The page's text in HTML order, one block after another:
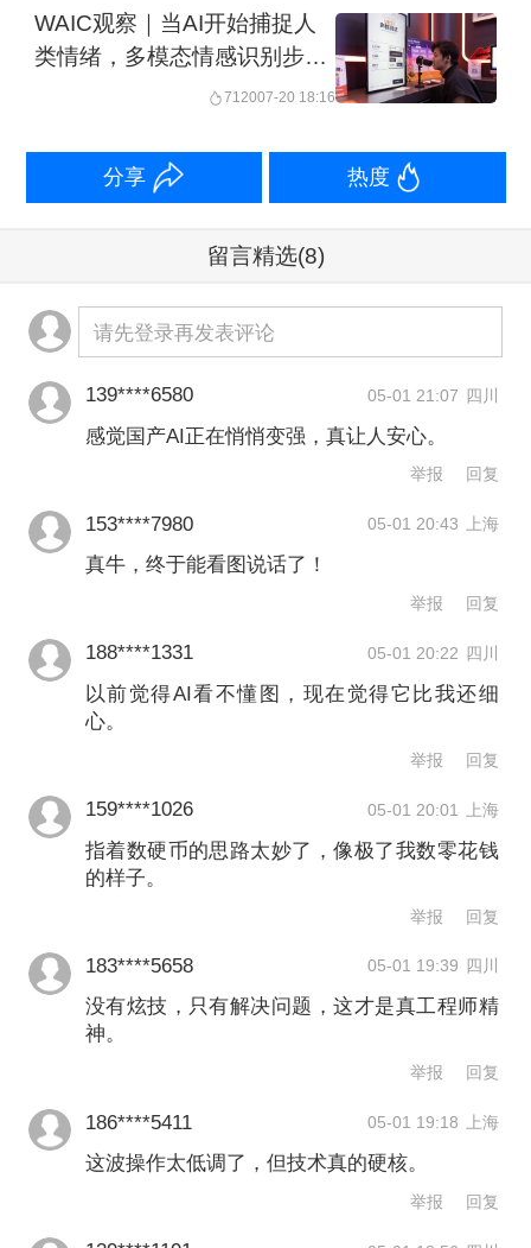
看，论文符合DeepSeek扎实且务实的风
格，同样在通过工程能力降低成本，采
用了新的范式，也意味着，DeepSeek开
始在视觉模型上发力了。
的多模态模型在复杂任务上崩溃，不是
因为看不见（感知鸿沟），而在于“指不
准”（引用鸿沟）。
自然语言天然具有模糊性。当用户要求
模型处理复杂的空间布局时，仅靠文字
描述很容易产生歧义。就像数一堆散落
的硬币，如果不用手指逐个按着确认，
DeepSeek的解法是给模型配上一只“手
指”。通过引入“视觉原语”（Visual
Primitives）框架，模型将点、边界框等
空间标记提升为最小思维单元。这意味
着模型在推理时，能够一边“想”一
边“指”，将抽象的语言逻辑指向到具体空
间坐标。
这一灵感借鉴了人类的认知。论文提
及，人类走迷宫或数密集物体时，会用
手指这类指示性指向来降低认知负荷、
维持逻辑一致性。通过将视觉原语嵌入
思考，模型可以模拟人类这种“指向-推
理”的协同。
WAIC观察｜当AI开始捕捉人
类情绪，多模态情感识别步入
712007-20 18:16
分享 热度
留言精选(8)
请先登录再发表评论
139****6580 05-01 21:07 四川
感觉国产AI正在悄悄变强，真让人安心。
举报 回复
153****7980 05-01 20:43 上海
真牛，终于能看图说话了！
举报 回复
188****1331 05-01 20:22 四川
以前觉得AI看不懂图，现在觉得它比我还细
心。
举报 回复
159****1026 05-01 20:01 上海
指着数硬币的思路太妙了，像极了我数零花钱
的样子。
举报 回复
183****5658 05-01 19:39 四川
没有炫技，只有解决问题，这才是真工程师精
神。
举报 回复
186****5411 05-01 19:18 上海
这波操作太低调了，但技术真的硬核。
举报 回复